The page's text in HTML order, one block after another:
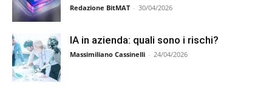
Redazione BitMAT - 30/04/2026
IA in azienda: quali sono i rischi?
Massimiliano Cassinelli - 24/04/2026